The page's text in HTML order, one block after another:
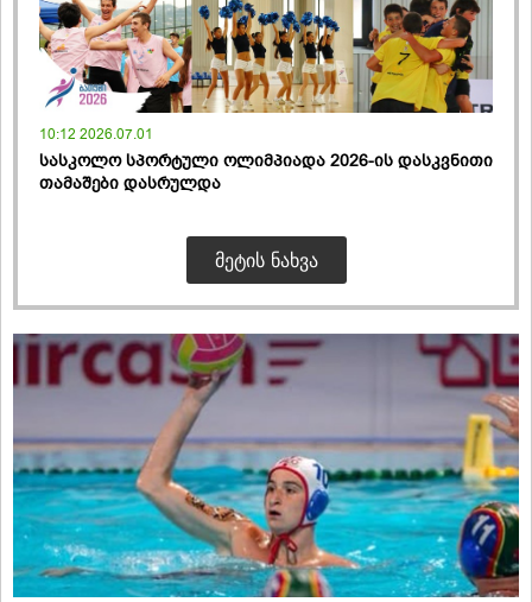
10:12 2026.07.01
სასკოლო სპორტული ოლიმპიადა 2026-ის დასკვნითი
თამაშები დასრულდა
ᲛᲔᲢᲘᲡ ᲜᲐᲮᲕᲐ